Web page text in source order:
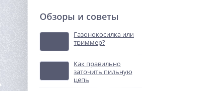
Триммер аккумуляторный
без АКБ и ЗУ
10 990
%
Обзоры и советы
Газонокосилка или
триммер?
Как правильно
заточить пильную
цепь